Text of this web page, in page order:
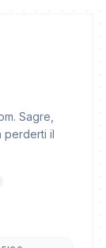
Sagre,
perderti il